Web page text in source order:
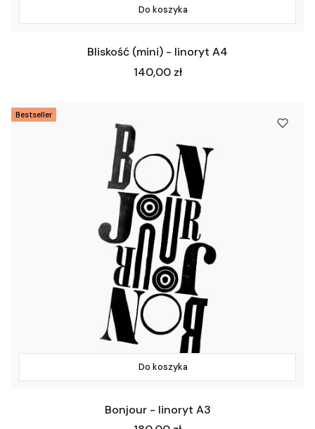
Do koszyka
Bliskość (mini) - linoryt A4
Cena
140,00 zł
Bestseller
Do koszyka
Bonjour - linoryt A3